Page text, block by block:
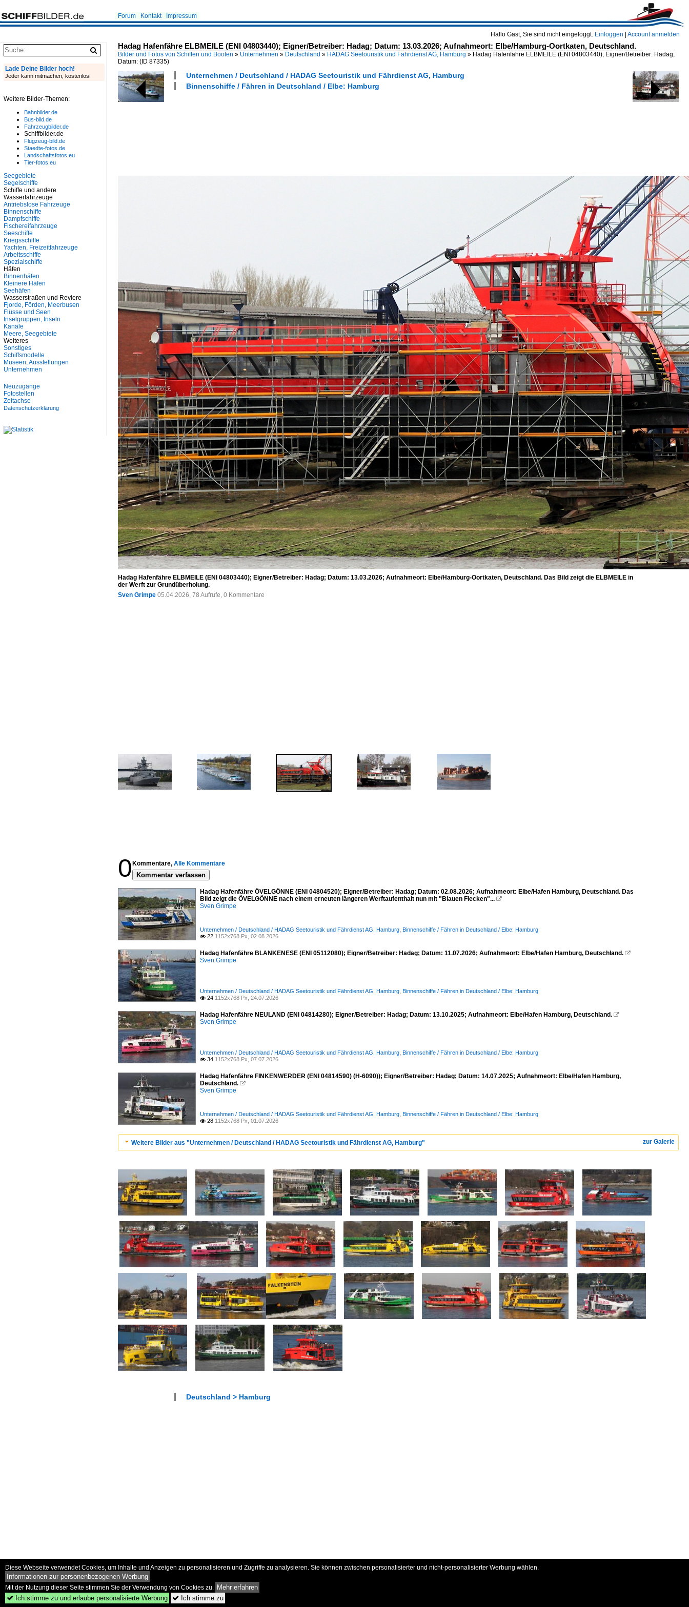
Hallo Gast, Sie sind nicht eingeloggt. Einloggen Account anmelden
Forum Kontakt Impressum
Hadag Hafenfähre ELBMEILE (ENI 04803440); Eigner/Betreiber: Hadag; Datum: 13.03.2026; Aufnahmeort: Elbe/Hamburg-Oortkaten, Deutschland.
Bilder und Fotos von Schiffen und Booten » Unternehmen » Deutschland » HADAG Seetouristik und Fährdienst AG, Hamburg » Hadag Hafenfähre ELBMEILE (ENI 04803440); Eigner/Betreiber: Hadag;
Datum: (ID 87335)
Unternehmen / Deutschland / HADAG Seetouristik und Fährdienst AG, Hamburg
Binnenschiffe / Fähren in Deutschland / Elbe: Hamburg
Hadag Hafenfähre ELBMEILE (ENI 04803440); Eigner/Betreiber: Hadag; Datum: 13.03.2026; Aufnahmeort: Elbe/Hamburg-Oortkaten, Deutschland. Das Bild zeigt die ELBMEILE in
der Werft zur Grundüberholung.
Sven Grimpe 05.04.2026, 78 Aufrufe, 0 Kommentare
0 Kommentare, Alle Kommentare
Kommentar verfassen
Hadag Hafenfähre ÖVELGÖNNE (ENI 04804520); Eigner/Betreiber: Hadag; Datum: 02.08.2026; Aufnahmeort: Elbe/Hafen Hamburg, Deutschland. Das
Bild zeigt die ÖVELGÖNNE nach einem erneuten längeren Werftaufenthalt nun mit "Blauen Flecken"... 
Sven Grimpe
Unternehmen / Deutschland / HADAG Seetouristik und Fährdienst AG, Hamburg Binnenschiffe / Fähren in Deutschland / Elbe: Hamburg
 22 1152x768 Px, 02.08.2026
Hadag Hafenfähre BLANKENESE (ENI 05112080); Eigner/Betreiber: Hadag; Datum: 11.07.2026; Aufnahmeort: Elbe/Hafen Hamburg, Deutschland. 
Sven Grimpe
Unternehmen / Deutschland / HADAG Seetouristik und Fährdienst AG, Hamburg Binnenschiffe / Fähren in Deutschland / Elbe: Hamburg
 24 1152x768 Px, 24.07.2026
Hadag Hafenfähre NEULAND (ENI 04814280); Eigner/Betreiber: Hadag; Datum: 13.10.2025; Aufnahmeort: Elbe/Hafen Hamburg, Deutschland. 
Sven Grimpe
Unternehmen / Deutschland / HADAG Seetouristik und Fährdienst AG, Hamburg Binnenschiffe / Fähren in Deutschland / Elbe: Hamburg
 34 1152x768 Px, 07.07.2026
Hadag Hafenfähre FINKENWERDER (ENI 04814590) (H-6090)); Eigner/Betreiber: Hadag; Datum: 14.07.2025; Aufnahmeort: Elbe/Hafen Hamburg,
Deutschland. 
Sven Grimpe
Unternehmen / Deutschland / HADAG Seetouristik und Fährdienst AG, Hamburg Binnenschiffe / Fähren in Deutschland / Elbe: Hamburg
 28 1152x768 Px, 01.07.2026
zur Galerie
Weitere Bilder aus "Unternehmen / Deutschland / HADAG Seetouristik und Fährdienst AG, Hamburg"
Deutschland > Hamburg
Lade Deine Bilder hoch!
Jeder kann mitmachen, kostenlos!
Weitere Bilder-Themen:
Bahnbilder.de
Bus-bild.de
Fahrzeugbilder.de
Schiffbilder.de
Flugzeug-bild.de
Staedte-fotos.de
Landschaftsfotos.eu
Tier-fotos.eu
Seegebiete
Segelschiffe
Schiffe und andere
Wasserfahrzeuge
Antriebslose Fahrzeuge
Binnenschiffe
Dampfschiffe
Fischereifahrzeuge
Seeschiffe
Kriegsschiffe
Yachten, Freizeitfahrzeuge
Arbeitsschiffe
Spezialschiffe
Häfen
Binnenhäfen
Kleinere Häfen
Seehäfen
Wasserstraßen und Reviere
Fjorde, Förden, Meerbusen
Flüsse und Seen
Inselgruppen, Inseln
Kanäle
Meere, Seegebiete
Weiteres
Sonstiges
Schiffsmodelle
Museen, Ausstellungen
Unternehmen
Neuzugänge
Fotostellen
Zeitachse
Datenschutzerklärung
Diese Webseite verwendet Cookies, um Inhalte und Anzeigen zu personalisieren und Zugriffe zu analysieren. Sie können zwischen personalisierter und nicht-personalisierter Werbung wählen.
Informationen zur personenbezogenen Werbung
Mit der Nutzung dieser Seite stimmen Sie der Verwendung von Cookies zu. Mehr erfahren
 Ich stimme zu und erlaube personalisierte Werbung  Ich stimme zu